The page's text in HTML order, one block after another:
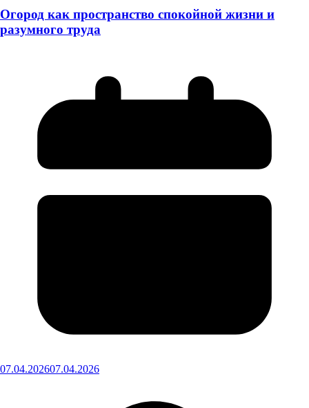
Огород как пространство спокойной жизни и
разумного труда
07.04.202607.04.2026